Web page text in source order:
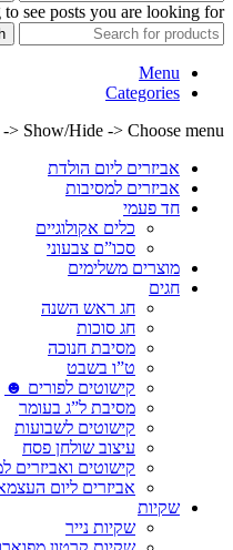
see posts you are looking for.
Menu
Categories
> Show/Hide -> Choose menu
אביזרים ליום הולדת
אביזרים למסיבות
חד פעמי
כלים אקולוגיים
סכו”ם צבעוני
מוצרים משלימים
חגים
חג ראש השנה
חג סוכות
מסיבת חנוכה
ט”ו בשבט
קישוטים לפורים ☻
מסיבת ל”ג בעומר
קישוטים לשבועות
עיצוב שולחן פסח
קישוטים ואביזרים
אביזרים ליום
שקיות
שקיות נייר